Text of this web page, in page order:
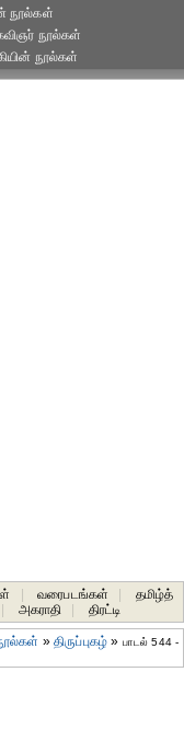
நூல்கள்
நூல்கள்
நூல்கள்
வரைபடங்கள்
தமிழ்த்
அகராதி திரட்டி
»திருப்புகழ் » பாடல் 544 -